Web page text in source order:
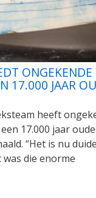
ONGEKENDE
17.000 JAAR
heeft
17.000 jaar oude
“Het is nu
die enorme